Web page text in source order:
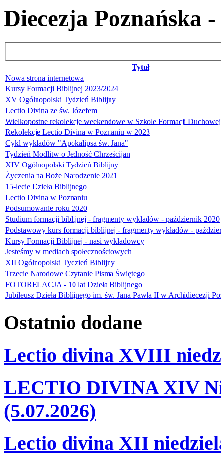
Diecezja Poznańska
Tytuł
Nowa strona internetowa
Kursy Formacji Biblijnej 2023/2024
XV Ogólnopolski Tydzień Biblijny
Lectio Divina ze św. Józefem
Wielkopostne rekolekcje weekendowe w Szkole Formacji Duchowej
Rekolekcje Lectio Divina w Poznaniu w 2023
Cykl wykładów "Apokalipsa św. Jana"
Tydzień Modlitw o Jedność Chrześcijan
XIV Ogólnopolski Tydzień Biblijny
Życzenia na Boże Narodzenie 2021
15-lecie Dzieła Biblijnego
Lectio Divina w Poznaniu
Podsumowanie roku 2020
Studium formacji biblijnej - fragmenty wykładów - październik 2020
Podstawowy kurs formacji biblijnej - fragmenty wykładów -
Kursy Formacji Biblijnej - nasi wykładowcy
Jesteśmy w mediach społecznościowych
XII Ogólnopolski Tydzień Biblijny
Trzecie Narodowe Czytanie Pisma Świętego
FOTORELACJA - 10 lat Dzieła Biblijnego
Jubileusz Dzieła Biblijnego im. św. Jana Pawła II w Archidiecezji
Ostatnio dodane
Lectio divina XVIII
LECTIO DIVINA XIV
(5.07.2026)
Lectio divina XII